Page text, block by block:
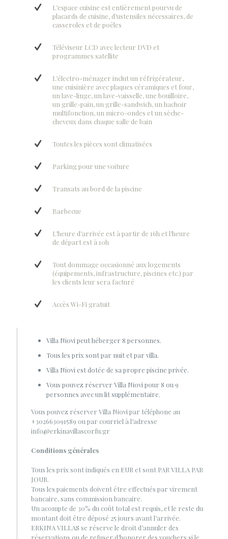
L’espace cuisine est entièrement pourvu de
placards de cuisine, d’ustensiles nécessaires, de
casseroles et de poêles
Téléviseur LCD avec lecteur DVD et
programmes satellite
L’électro-ménager inclut un réfrigérateur,
une cuisinière avec plaques céramiques et four,
un lave-linge, un lave-vaisselle, une bouilloire,
un grille-pain, un grille-sandwich, un hachoir
multifonction, un micro-ondes et un sèche-
cheveux dans chaque salle de bain
Toutes les pièces sont climatisées
Parking pour une voiture
Transats au bord de la piscine
Barbecue
L’heure d’arrivée est à partir de 16h et l’heure
de départ est à 10h
Tout dommage occasionné aux logements
(équipements, infrastructure, piscines etc.) par
les clients leur sera facturé
Accès Wi-Fi gratuit
Villa Niovi peut héberger 8 personnes.
Tous les prix sont par nuit et par villa.
Villa Niovi est dotée de sa propre piscine privée.
Vous pouvez réserver Villa Niovi pour 8 ou 9
personnes avec un lit supplémentaire.
Vous pouvez réserver Villa Niovi par téléphone au
+302663091589 ou par courriel à l’adresse
info@erkinavillascorfu.gr
Conditions générales
Tous les prix sont indiqués en EUR et sont PAR VILLA PAR
JOUR.
Tous les paiements doivent être effectués par virement
bancaire, sans commission bancaire.
Un acompte de 30% du coût total est requis, et le reste du
montant doit être déposé 25 jours avant l’arrivée.
ERKINA VILLAS se réserve le droit d’annuler des
réservations ou de refuser d’honorer des vouchers si le